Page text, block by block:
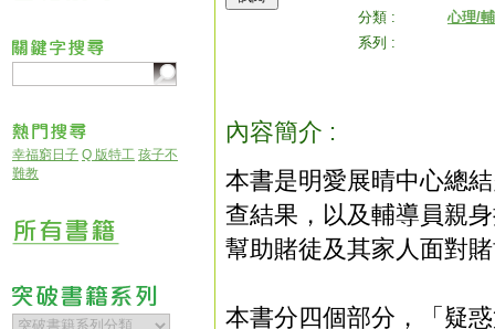
幸福窮日子 Q 版特工 孩子不
難教
分類 :
心理/
系列 :
內容簡介 :
本書是明愛展晴中心總
查結果，以及輔導員親
幫助賭徒及其家人面對
本書分四個部分，「疑